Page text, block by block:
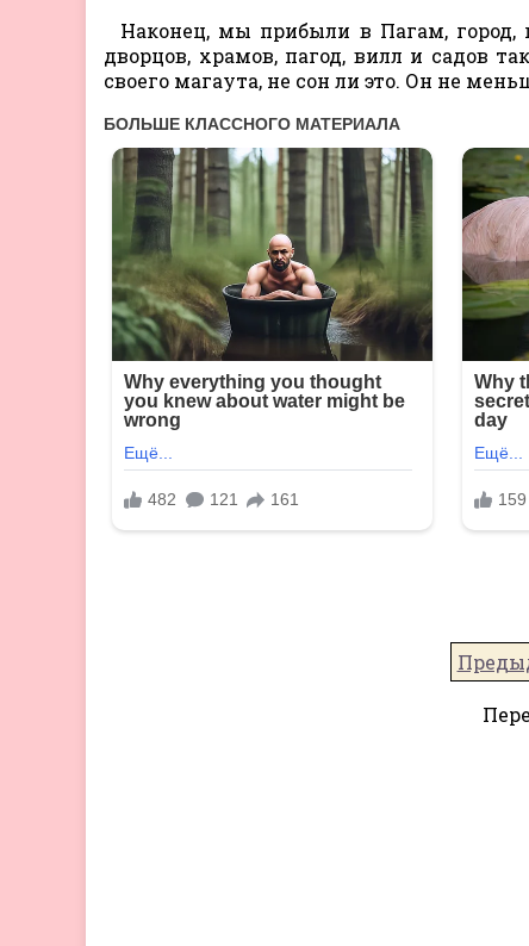
Наконец, мы прибыли в Пагам,
дворцов, храмов, пагод, вилл и садов
своего магаута, не сон ли это. Он не